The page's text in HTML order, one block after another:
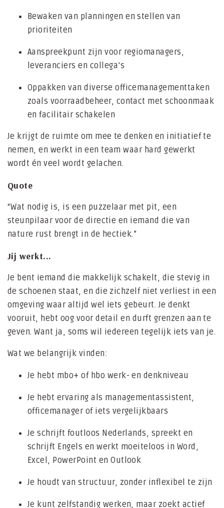
Bewaken van planningen en stellen van
prioriteiten
Aanspreekpunt zijn voor regiomanagers,
leveranciers en collega’s
Oppakken van diverse officemanagementtaken
zoals voorraadbeheer, contact met schoonmaak
en facilitair schakelen
Je krijgt de ruimte om mee te denken en initiatief te
nemen, en werkt in een team waar hard gewerkt
wordt én veel wordt gelachen.
Quote
“Wat nodig is, is een puzzelaar met pit, een
steunpilaar voor de directie en iemand die van
nature rust brengt in de hectiek.”
Jij werkt...
Je bent iemand die makkelijk schakelt, die stevig in
de schoenen staat, en die zichzelf niet verliest in een
omgeving waar altijd wel iets gebeurt. Je denkt
vooruit, hebt oog voor detail en durft grenzen aan te
geven. Want ja, soms wil iedereen tegelijk iets van je.
Wat we belangrijk vinden:
Je hebt mbo+ of hbo werk- en denkniveau
Je hebt ervaring als managementassistent,
officemanager of iets vergelijkbaars
Je schrijft foutloos Nederlands, spreekt en
schrijft Engels en werkt moeiteloos in Word,
Excel, PowerPoint en Outlook
Je houdt van structuur, zonder inflexibel te zijn
Je kunt zelfstandig werken, maar zoekt actief